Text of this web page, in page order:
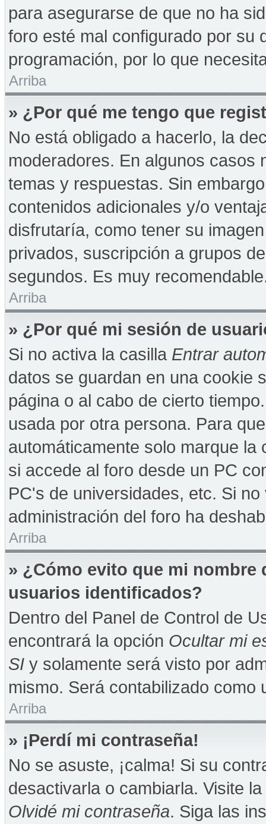
para asegurarse de que no ha
foro esté mal configurado por su
programación, por lo que
Arriba
» ¿Por qué me tengo que
No está obligado a hacerlo, la
moderadores. En algunos casos
temas y respuestas. Sin
contenidos adicionales y/o
disfrutaría, como tener su
privados, suscripción a grupos
segundos. Es muy
Arriba
» ¿Por qué mi sesión de
Si no activa la casilla Entrar
datos se guardan en una cookie
página o al cabo de cierto
usada por otra persona. Para
automáticamente solo marque
si accede al foro desde un PC
PC's de universidades, etc. Si
administración del foro ha
Arriba
» ¿Cómo evito que mi nombre
usuarios identificados?
Dentro del Panel de Control de
encontrará la opción Ocultar mi
SI y solamente será visto por
mismo. Será contabilizado como
Arriba
» ¡Perdí mi contraseña!
No se asuste, ¡calma! Si su
desactivarla o cambiarla. Visite
Olvidé mi contraseña. Siga las